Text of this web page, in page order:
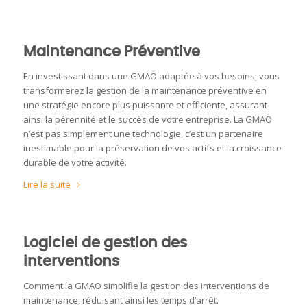
Maintenance Préventive
En investissant dans une GMAO adaptée à vos besoins, vous
transformerez la gestion de la maintenance préventive en
une stratégie encore plus puissante et efficiente, assurant
ainsi la pérennité et le succès de votre entreprise. La GMAO
n’est pas simplement une technologie, c’est un partenaire
inestimable pour la préservation de vos actifs et la croissance
durable de votre activité.
Lire la suite
Logiciel de gestion des
interventions
Comment la GMAO simplifie la gestion des interventions de
maintenance, réduisant ainsi les temps d’arrêt.